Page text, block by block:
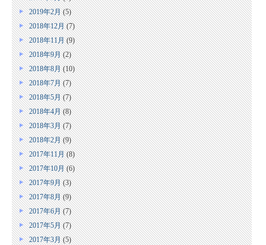
2019年2月(5)
2018年12月(7)
2018年11月(9)
2018年9月(2)
2018年8月(10)
2018年7月(7)
2018年5月(7)
2018年4月(8)
2018年3月(7)
2018年2月(9)
2017年11月(8)
2017年10月(6)
2017年9月(3)
2017年8月(9)
2017年6月(7)
2017年5月(7)
2017年3月(5)